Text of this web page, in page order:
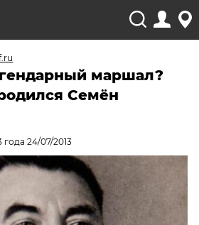
маршал?
Семён
24/07/2013